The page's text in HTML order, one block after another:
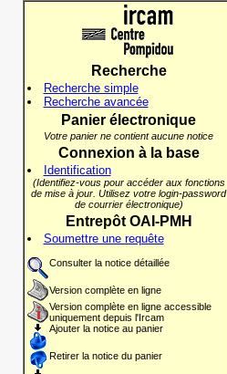
Recherche
Recherche simple
Recherche avancée
Panier électronique
Votre panier ne contient aucune notice
Connexion à la base
Identification
(Identifiez-vous pour accéder aux fonctions
de mise à jour. Utilisez votre login-password
de courrier électronique)
Entrepôt OAI-PMH
Soumettre une requête
Consulter la notice détaillée
Version complète en ligne
Version complète en ligne accessible
uniquement depuis l'Ircam
Ajouter la notice au panier
Retirer la notice du panier